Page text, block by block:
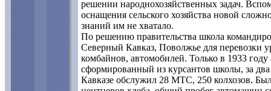
решении народнохозяйственных задач.
оснащения сельского хозяйства новой
знаний им не хватало.
По решению правительства школа
Северный Кавказ, Поволжье для перевозки
комбайнов, автомобилей. Только в 1933
сформированный из курсантов школы, за
Кавказе обслужил 28 МТС, 250 колхозов.